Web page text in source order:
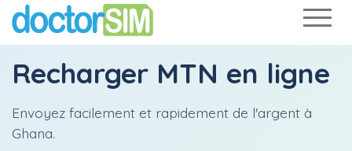
Recharger MTN en ligne
Envoyez facilement et rapidement de l'argent à
Ghana.